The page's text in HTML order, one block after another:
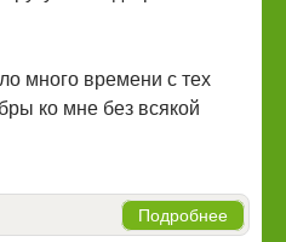
много времени с тех
ко мне без всякой
Подробнее